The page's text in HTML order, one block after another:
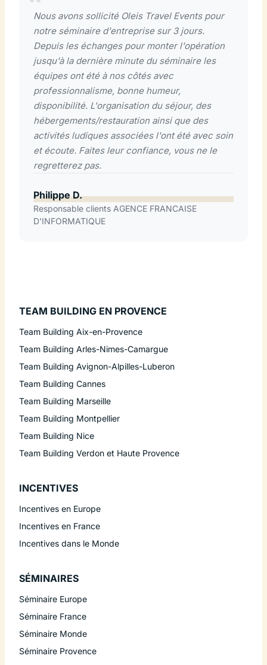
Nous avons sollicité Oleis Travel Events pour
notre séminaire d'entreprise sur 3 jours.
Depuis les échanges pour monter l'opération
jusqu'à la dernière minute du séminaire les
équipes ont été à nos côtés avec
professionnalisme, bonne humeur,
disponibilité. L'organisation du séjour, des
hébergements/restauration ainsi que des
activités ludiques associées l'ont été avec soin
et écoute. Faites leur confiance, vous ne le
regretterez pas.
Philippe D.
Responsable clients AGENCE FRANCAISE
D'INFORMATIQUE
TEAM BUILDING EN PROVENCE
Team Building Aix-en-Provence
Team Building Arles-Nimes-Camargue
Team Building Avignon-Alpilles-Luberon
Team Building Cannes
Team Building Marseille
Team Building Montpellier
Team Building Nice
Team Building Verdon et Haute Provence
INCENTIVES
Incentives en Europe
Incentives en France
Incentives dans le Monde
SÉMINAIRES
Séminaire Europe
Séminaire France
Séminaire Monde
Séminaire Provence